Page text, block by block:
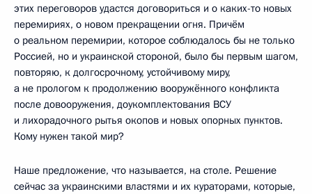
этих переговоров удастся договориться и о каких-то новых
перемириях, о новом прекращении огня. Причём
о реальном перемирии, которое соблюдалось бы не только
Россией, но и украинской стороной, было бы первым шагом,
повторяю, к долгосрочному, устойчивому миру,
а не прологом к продолжению вооружённого конфликта
после довооружения, доукомплектования ВСУ
и лихорадочного рытья окопов и новых опорных пунктов.
Кому нужен такой мир?
Наше предложение, что называется, на столе. Решение
сейчас за украинскими властями и их кураторами, которые,